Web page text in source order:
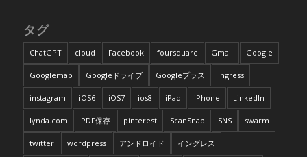
タグ
ChatGPT cloud Facebook foursquare Gmail Google
Googlemap Googleドライブ Googleプラス ingress
instagram iOS6 iOS7 ios8 iPad iPhone LinkedIn
lynda.com PDF保存 pinterest ScanSnap SNS swarm
twitter wordpress アンドロイド イングレス